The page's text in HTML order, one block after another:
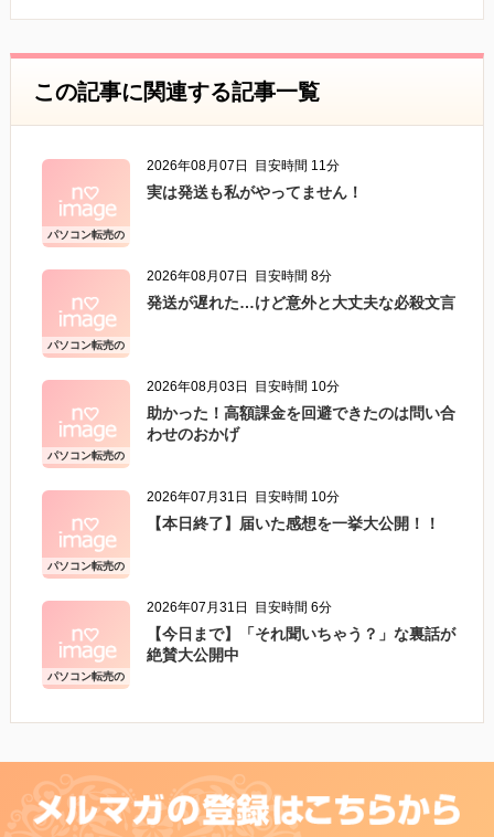
この記事に関連する記事一覧
パソコン転売の
こと
2026年08月07日 目安時間 11分
実は発送も私がやってません！
パソコン転売の
こと
2026年08月07日 目安時間 8分
発送が遅れた…けど意外と大丈夫な必殺文言
パソコン転売の
こと
2026年08月03日 目安時間 10分
助かった！高額課金を回避できたのは問い合
わせのおかげ
パソコン転売の
こと
2026年07月31日 目安時間 10分
【本日終了】届いた感想を一挙大公開！！
パソコン転売の
こと
2026年07月31日 目安時間 6分
【今日まで】「それ聞いちゃう？」な裏話が
絶賛大公開中